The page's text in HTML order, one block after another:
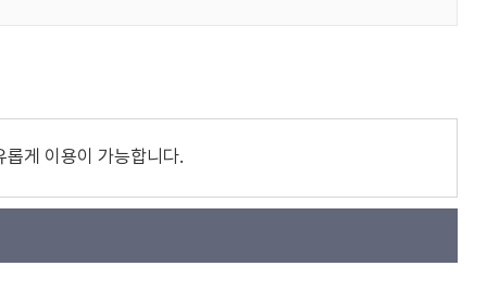
롭게 이용이 가능합니다.